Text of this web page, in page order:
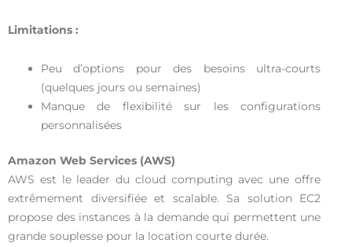
Limitations :
Peu d’options pour des besoins ultra-courts
(quelques jours ou semaines)
Manque de flexibilité sur les configurations
personnalisées
Amazon Web Services (AWS)
AWS est le leader du cloud computing avec une offre
extrêmement diversifiée et scalable. Sa solution EC2
propose des instances à la demande qui permettent une
grande souplesse pour la location courte durée.